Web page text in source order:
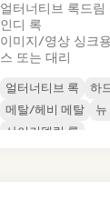
얼터너티브 록드림
인디 록
이미지/영상 싱크
스 또는 대리
얼터너티브 록 하
메탈/헤비 메탈
뉴
사이키델릭 록